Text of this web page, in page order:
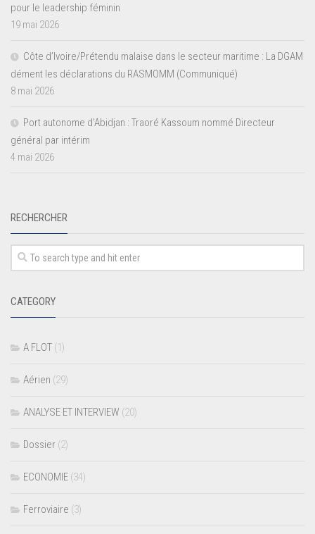
pour le leadership féminin
19 mai 2026
Côte d’Ivoire/Prétendu malaise dans le secteur maritime : La DGAM
dément les déclarations du RASMOMM (Communiqué)
8 mai 2026
Port autonome d’Abidjan : Traoré Kassoum nommé Directeur
général par intérim
4 mai 2026
RECHERCHER
CATEGORY
A FLOT (1)
Aérien (29)
ANALYSE ET INTERVIEW (20)
Dossier (2)
ECONOMIE (34)
Ferroviaire (3)